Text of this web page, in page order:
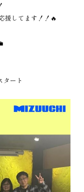
援してます！！🔥
ート